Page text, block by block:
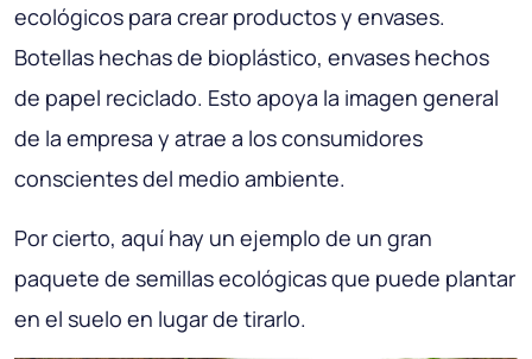
ecológicos para crear productos y envases.
Botellas hechas de bioplástico, envases hechos
de papel reciclado. Esto apoya la imagen general
de la empresa y atrae a los consumidores
conscientes del medio ambiente.
Por cierto, aquí hay un ejemplo de un gran
paquete de semillas ecológicas que puede plantar
en el suelo en lugar de tirarlo.